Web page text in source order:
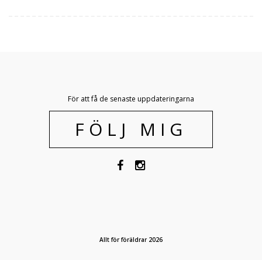
För att få de senaste uppdateringarna
FÖLJ MIG
Allt för föräldrar 2026